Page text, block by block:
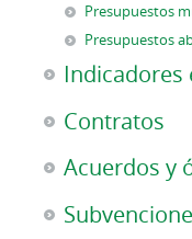
Presupuestos
Presupuestos
Indicadores
Contratos
Acuerdos y